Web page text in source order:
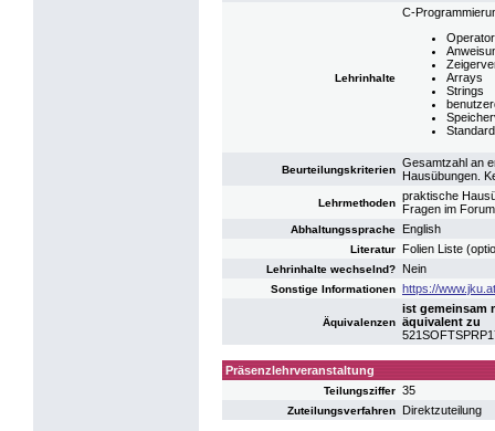
Lehrinhalte
C-
Arrays
Strings
Beurteilungskriterien
Gesamtzahl an
Hausübungen.
Lehrmethoden
praktische
Fragen im
Abhaltungssprache English
Literatur Folien Liste
Lehrinhalte wechselnd? Nein
Sonstige Informationen https://
Äquivalenzen
ist gemeinsam
äquivalent zu
Präsenzlehrveranstaltung
Teilungsziffer 35
Zuteilungsverfahren Direktzuteilung